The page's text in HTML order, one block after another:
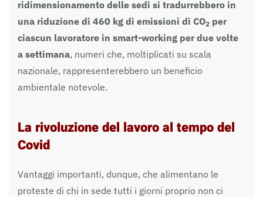
ridimensionamento delle sedi si tradurrebbero in
una riduzione di 460 kg di emissioni di CO2 per
ciascun lavoratore in smart-working per due volte
a settimana, numeri che, moltiplicati su scala
nazionale, rappresenterebbero un beneficio
ambientale notevole.
La rivoluzione del lavoro al tempo del
Covid
Vantaggi importanti, dunque, che alimentano le
proteste di chi in sede tutti i giorni proprio non ci